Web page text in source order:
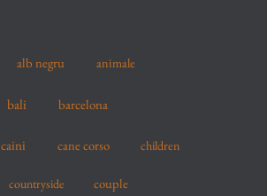
alb negru animale
bali barcelona
caini cane corso children
countryside couple